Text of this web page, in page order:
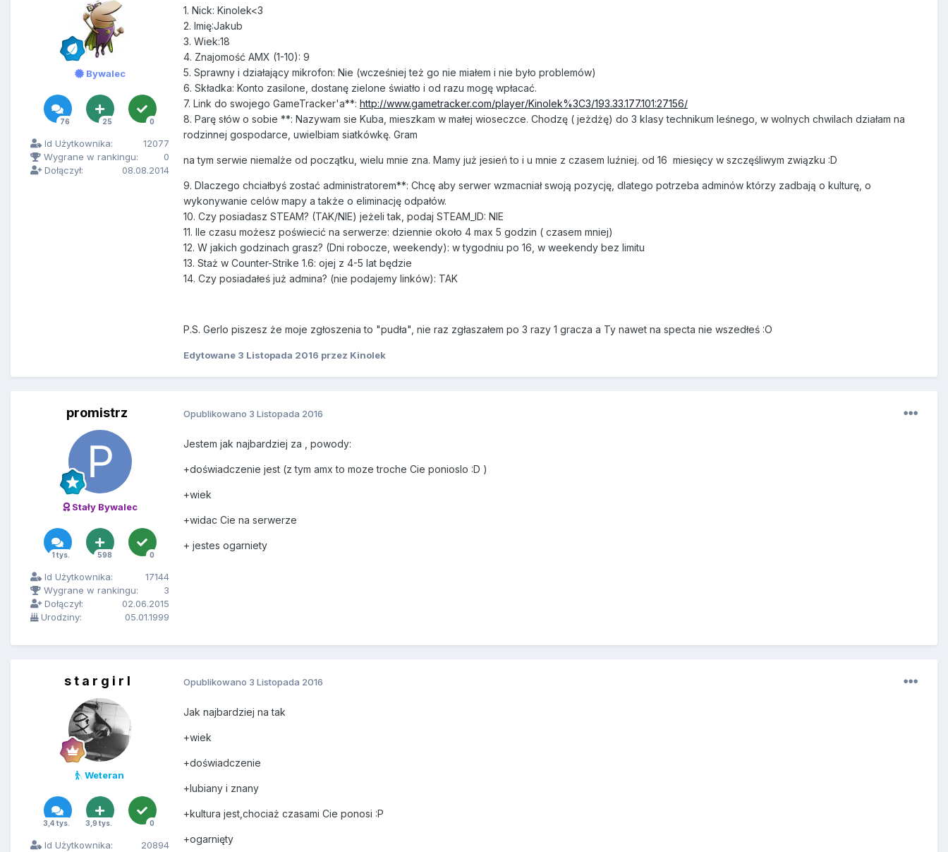
Bywalec
76 25 0
Id Użytkownika:
12077
Wygrane w rankingu:
0
Dołączył:
08.08.2014
1. Nick: Kinolek<3
2. Imię:Jakub
3. Wiek:18
4. Znajomość AMX (1-10): 9
5. Sprawny i działający mikrofon: Nie (wcześniej też go nie miałem i nie było problemów)
6. Składka: Konto zasilone, dostanę zielone światło i od razu mogę wpłacać.
7. Link do swojego GameTracker'a**: http://www.gametracker.com/player/Kinolek%3C3/193.33.177.101:27156/
8. Parę słów o sobie **: Nazywam sie Kuba, mieszkam w małej wioseczce. Chodzę ( jeżdżę) do 3 klasy technikum leśnego, w wolnych chwilach działam na
rodzinnej gospodarce, uwielbiam siatkówkę. Gram
na tym serwie niemalże od początku, wielu mnie zna. Mamy już jesień to i u mnie z czasem luźniej. od 16 miesięcy w szczęśliwym związku :D
9. Dlaczego chciałbyś zostać administratorem**: Chcę aby serwer wzmacniał swoją pozycję, dlatego potrzeba adminów którzy zadbają o kulturę, o
wykonywanie celów mapy a także o eliminację odpałów.
10. Czy posiadasz STEAM? (TAK/NIE) jeżeli tak, podaj STEAM_ID: NIE
11. Ile czasu możesz poświecić na serwerze: dziennie około 4 max 5 godzin ( czasem mniej)
12. W jakich godzinach grasz? (Dni robocze, weekendy): w tygodniu po 16, w weekendy bez limitu
13. Staż w Counter-Strike 1.6: ojej z 4-5 lat będzie
14. Czy posiadałeś już admina? (nie podajemy linków): TAK
P.S. Gerlo piszesz że moje zgłoszenia to "pudła", nie raz zgłaszałem po 3 razy 1 gracza a Ty nawet na specta nie wszedłeś :O
Edytowane 3 Listopada 2016 przez Kinolek
promistrz
Stały Bywalec
1 tys. 598 0
Id Użytkownika:
17144
Wygrane w rankingu:
3
Dołączył:
02.06.2015
Urodziny:
05.01.1999
Opublikowano 3 Listopada 2016
Jestem jak najbardziej za , powody:
+doświadczenie jest (z tym amx to moze troche Cie ponioslo :D )
+wiek
+widac Cie na serwerze
+ jestes ogarniety
s t a r g i r l
Weteran
3,4 tys. 3,9 tys. 0
Id Użytkownika:
20894
Opublikowano 3 Listopada 2016
Jak najbardziej na tak
+wiek
+doświadczenie
+lubiany i znany
+kultura jest,chociaż czasami Cie ponosi :P
+ogarnięty